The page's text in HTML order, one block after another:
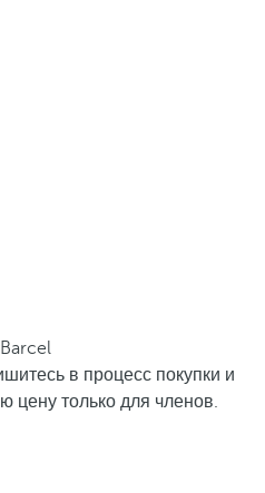
в процесс покупки и
цену только для членов.